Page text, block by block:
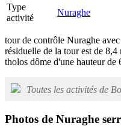
Type
activité
Nuraghe
tour de contrôle Nuraghe
résiduelle de la tour est de
tholos dôme d'une hauteur de
Toutes les activités de
Photos de Nuraghe